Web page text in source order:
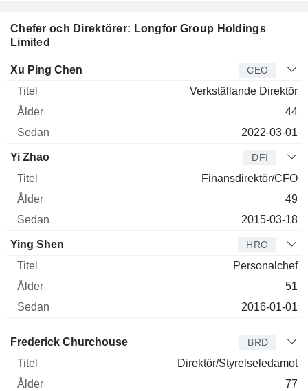
Chefer och Direktörer: Longfor Group Holdings
Limited
Verkställande
Xu Ping Chen CEO
Verkställande Direktör
44
2022-03-01
Yi Zhao DFI
Finansdirektör/CFO
49
2015-03-18
Ying Shen HRO
Personalchef
51
2016-01-01
Styrelseledamot Titel Ålder
Frederick Churchouse BRD
Direktör/Styrelseledamot
77